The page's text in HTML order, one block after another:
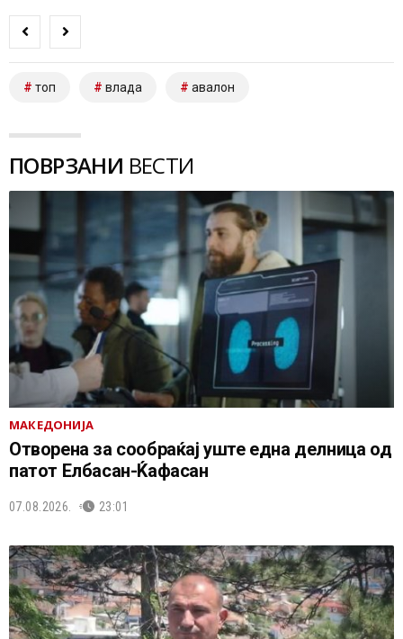
топ влада авалон
ПОВРЗАНИ ВЕСТИ
МАКЕДОНИЈА
Отворена за сообраќај уште една делница од
патот Елбасан-Ќафасан
07.08.2026. 23:01